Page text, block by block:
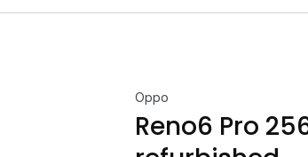
Oppo
Reno6 Pro